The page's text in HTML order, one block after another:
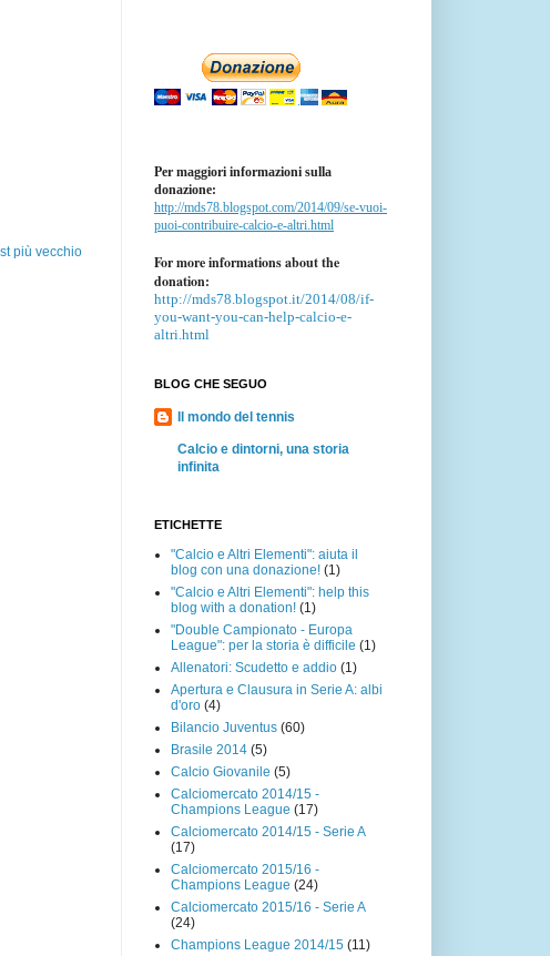
più vecchio
Per maggiori informazioni sulla
donazione:
http://mds78.blogspot.com/2014/09/se-vuoi-
puoi-contribuire-calcio-e-altri.html
For more informations about the
donation:
http://mds78.blogspot.it/2014/08/if-
you-want-you-can-help-calcio-e-
altri.html
BLOG CHE SEGUO
Il mondo del tennis
Calcio e dintorni, una storia
infinita
ETICHETTE
"Calcio e Altri Elementi": aiuta il
blog con una donazione! (1)
"Calcio e Altri Elementi": help this
blog with a donation! (1)
"Double Campionato - Europa
League": per la storia è difficile (1)
Allenatori: Scudetto e addio (1)
Apertura e Clausura in Serie A: albi
d'oro (4)
Bilancio Juventus (60)
Brasile 2014 (5)
Calcio Giovanile (5)
Calciomercato 2014/15 -
Champions League (17)
Calciomercato 2014/15 - Serie A
(17)
Calciomercato 2015/16 -
Champions League (24)
Calciomercato 2015/16 - Serie A
(24)
Champions League 2014/15 (11)